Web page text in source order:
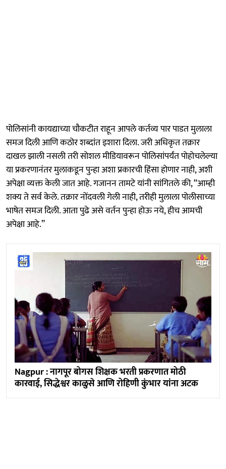
पोलिसांनी कायद्याच्या चौकटीत राहून आपले कर्तव्य पार पाडत मुलाला
समज दिली आणि कठोर शब्दांत इशारा दिला. जरी अधिकृत तक्रार
दाखल झाली नसली तरी सोशल मीडियावरून पोलिसांपर्यंत पोहोचलेल्या
या प्रकरणानंतर मुलाकडून पुन्हा अशा प्रकारची हिंसा होणार नाही, अशी
अपेक्षा व्यक्त केली जात आहे. गजानन तामटे यांनी सांगितले की, “आम्ही
शक्य ते सर्व केले. तक्रार नोंदवली गेली नाही, तरीही मुलाला पोलीसाच्या
भाषेत समज दिली. आता पुढे असे वर्तन पुन्हा होऊ नये, हीच आमची
अपेक्षा आहे.”
Nagpur : नागपूर बोगस शिक्षक भरती प्रकरणात मोठी
कारवाई, सिद्धेश्वर काळुसे आणि रोहिणी कुंभार यांना अटक